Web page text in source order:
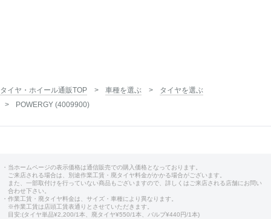
タイヤ・ホイール通販TOP 車種を選ぶ
タイヤを選ぶ
POWERGY (4009900)
・当ホームページの表示価格は通信販売での購入価格となっております。
ご来店される場合は、別途作業工賃・廃タイヤ料金がかかる場合がございます。
また、一部取付けを行っていない商品もございますので、詳しくはご来店される店舗にお問い
合わせ下さい。
・作業工賃・廃タイヤ料金は、サイズ・車種により異なります。
※作業工賃は店頭工賃表通りとさせていただきます。
目安:(タイヤ単品¥2,200/1本、廃タイヤ¥550/1本、バルブ¥440円/1本)